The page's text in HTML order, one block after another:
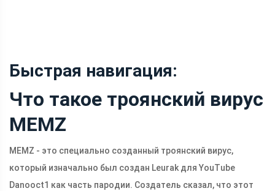
Быстрая навигация:
Что такое троянский вирус
MEMZ
MEMZ - это специально созданный троянский вирус,
который изначально был создан Leurak для YouTube
Danooct1 как часть пародии. Создатель сказал, что этот